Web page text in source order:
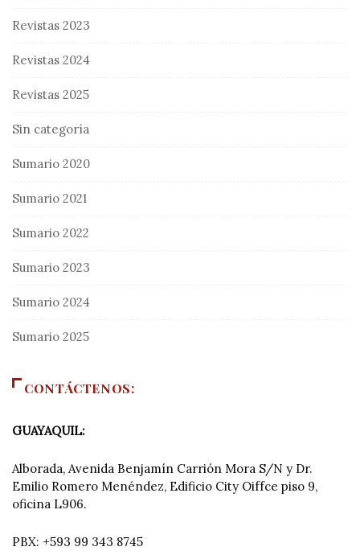
Revistas 2023
Revistas 2024
Revistas 2025
Sin categoría
Sumario 2020
Sumario 2021
Sumario 2022
Sumario 2023
Sumario 2024
Sumario 2025
CONTÁCTENOS:
GUAYAQUIL:
Alborada, Avenida Benjamín Carrión Mora S/N y Dr.
Emilio Romero Menéndez, Edificio City Oiffce piso 9,
oficina L906.
PBX: +593 99 343 8745